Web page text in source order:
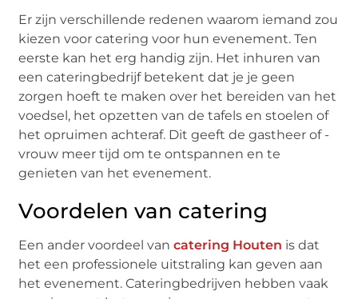
Er zijn verschillende redenen waarom iemand zou
kiezen voor catering voor hun evenement. Ten
eerste kan het erg handig zijn. Het inhuren van
een cateringbedrijf betekent dat je je geen
zorgen hoeft te maken over het bereiden van het
voedsel, het opzetten van de tafels en stoelen of
het opruimen achteraf. Dit geeft de gastheer of -
vrouw meer tijd om te ontspannen en te
genieten van het evenement.
Voordelen van catering
Een ander voordeel vancatering Houten is dat
het een professionele uitstraling kan geven aan
het evenement. Cateringbedrijven hebben vaak